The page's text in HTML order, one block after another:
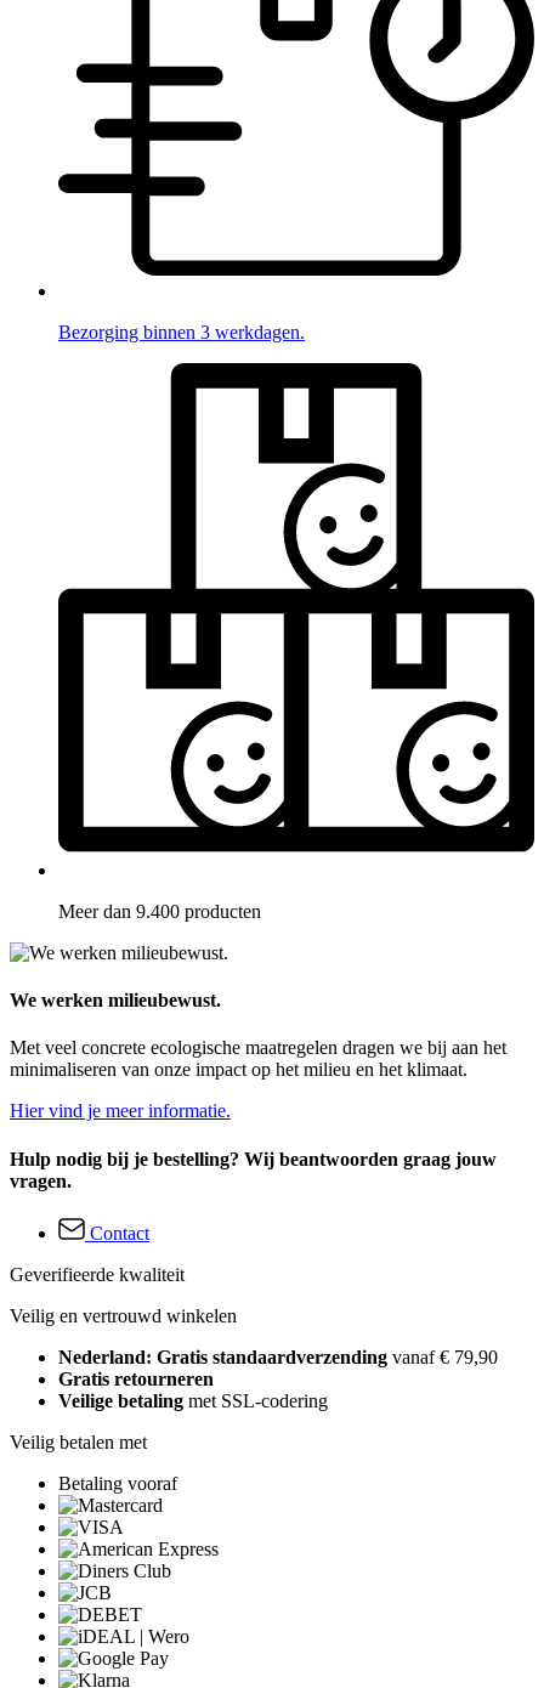
Bezorging binnen 3 werkdagen.
Meer dan 9.400 producten
We werken milieubewust.
Met veel concrete ecologische maatregelen dragen we bij aan het
minimaliseren van onze impact op het milieu en het klimaat.
Hier vind je meer informatie.
Hulp nodig bij je bestelling? Wij beantwoorden graag jouw
vragen.
Contact
Geverifieerde kwaliteit
Veilig en vertrouwd winkelen
Nederland: Gratis standaardverzending vanaf € 79,90
Gratis retourneren
Veilige betaling met SSL-codering
Veilig betalen met
Betaling vooraf